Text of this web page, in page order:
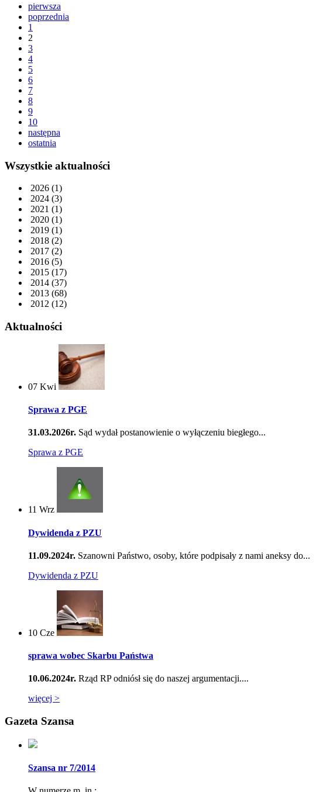
pierwsza
poprzednia
1
2
3
4
5
6
7
8
9
10
następna
ostatnia
Wszystkie aktualności
2026 (1)
2024 (3)
2021 (1)
2020 (1)
2019 (1)
2018 (2)
2017 (2)
2016 (5)
2015 (17)
2014 (37)
2013 (68)
2012 (12)
Aktualności
07 Kwi
Sprawa z PGE
31.03.2026r. Sąd wydał postanowienie o wyłączeniu biegłego...
Sprawa z PGE
11 Wrz
Dywidenda z PZU
11.09.2024r. Szanowni Państwo, osoby, które podpisały z nami aneksy do...
Dywidenda z PZU
10 Cze
sprawa wobec Skarbu Państwa
10.06.2024r. Rząd RP odniósł się do naszej argumentacji....
więcej >
Gazeta Szansa
Szansa nr 7/2014